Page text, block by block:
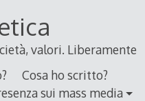
valori. Liberamente
Cosa ho scritto?
sui mass media